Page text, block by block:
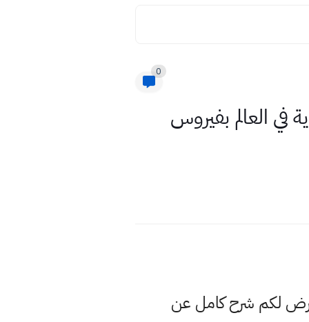
0
بشرية في العالم بفيروس
لكم شرح كامل عن